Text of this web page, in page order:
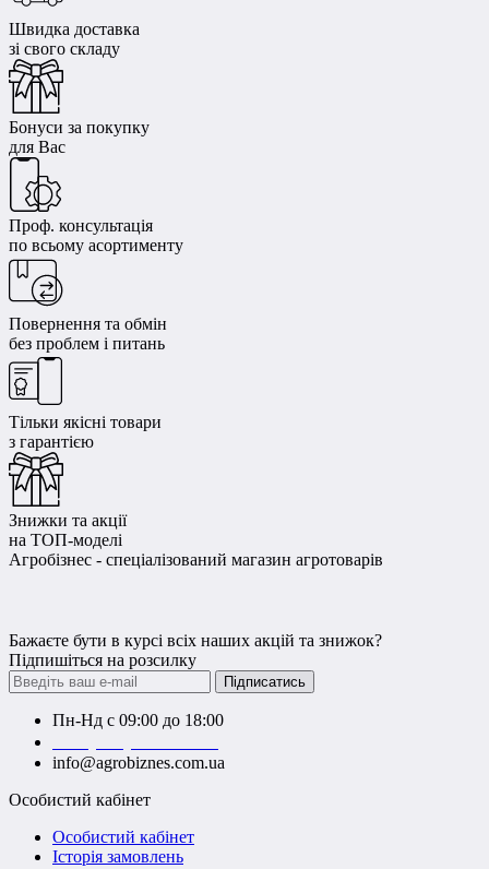
Швидка доставка
зі свого складу
Бонуси за покупку
для Вас
Проф. консультація
по всьому асортименту
Повернення та обмін
без проблем і питань
Тільки якісні товари
з гарантією
Знижки та акції
на ТОП-моделі
Агробізнес - спеціалізований магазин агротоварів
Бажаєте бути в курсі всіх наших акцій та знижок?
Підпишіться на розсилку
Підписатись
Пн-Нд с 09:00 до 18:00
info@agrobiznes.com.ua
Особистий кабінет
Особистий кабінет
Історія замовлень